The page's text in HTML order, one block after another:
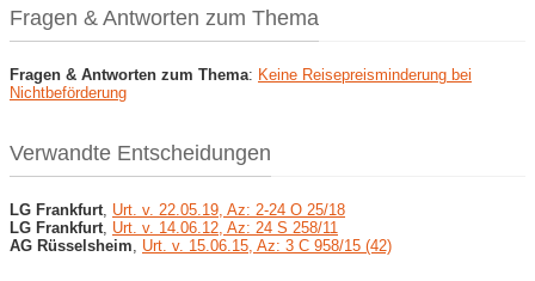
Fragen & Antworten zum Thema
Fragen & Antworten zum Thema: Keine Reisepreisminderung bei
Nichtbeförderung
Verwandte Entscheidungen
LG Frankfurt Urt. v. 22.05.19, Az: 2-24 O 25/18
LG Frankfurt Urt. v. 14.06.12, Az: 24 S 258/11
AG Rüsselsheim
Urt. v. 15.06.15, Az: 3 C 958/15 (42)